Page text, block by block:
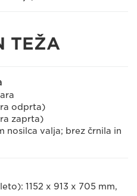
TEŽA
odprta)
zaprta)
nosilca valja; brez črnila in
1152 x 913 x 705 mm,